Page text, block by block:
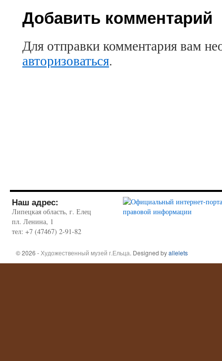
Добавить комментарий
Для отправки комментария вам
авторизоваться.
Наш адрес:
Липецкая область, г. Елец
пл. Ленина, 1
тел: +7 (47467) 2-91-82
© 2026 - Художественный музей г.Ельца. Designed byallelets